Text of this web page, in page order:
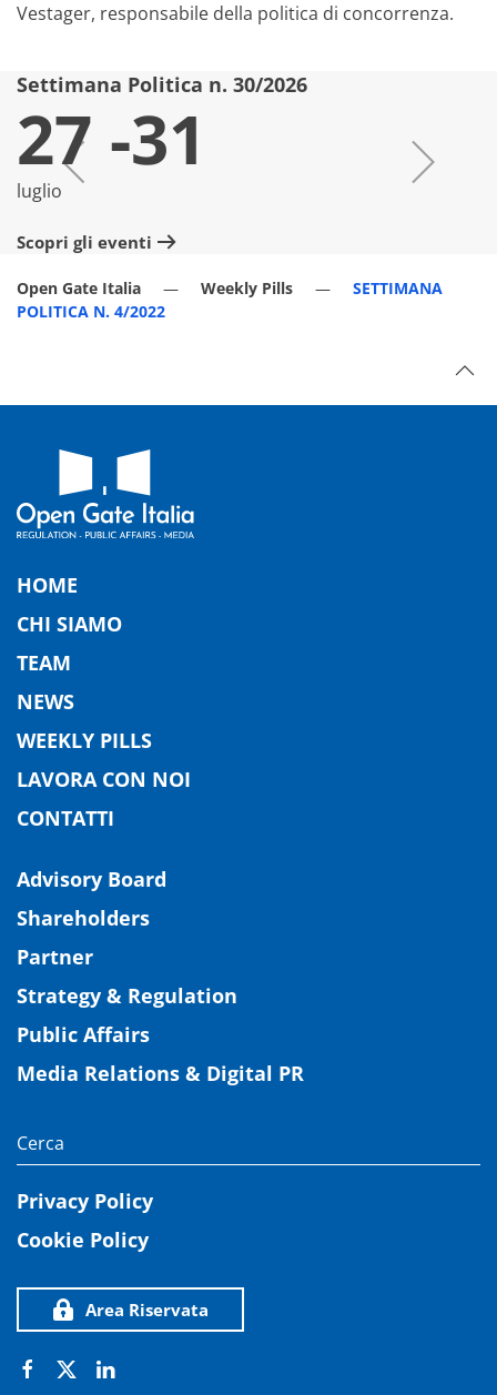
Vestager, responsabile della politica di concorrenza.
Settimana Politica n. 30/2026
27 -31
luglio
Scopri gli eventi
Open Gate Italia Weekly Pills
SETTIMANA
POLITICA N. 4/2022
HOME
CHI SIAMO
TEAM
NEWS
WEEKLY PILLS
LAVORA CON NOI
CONTATTI
Advisory Board
Shareholders
Partner
Strategy & Regulation
Public Affairs
Media Relations & Digital PR
Privacy Policy
Cookie Policy
Area Riservata